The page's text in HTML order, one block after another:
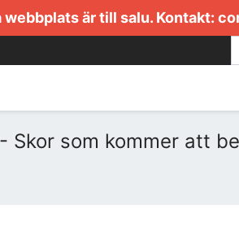
webbplats är till salu. Kontakt:
Skor som kommer att